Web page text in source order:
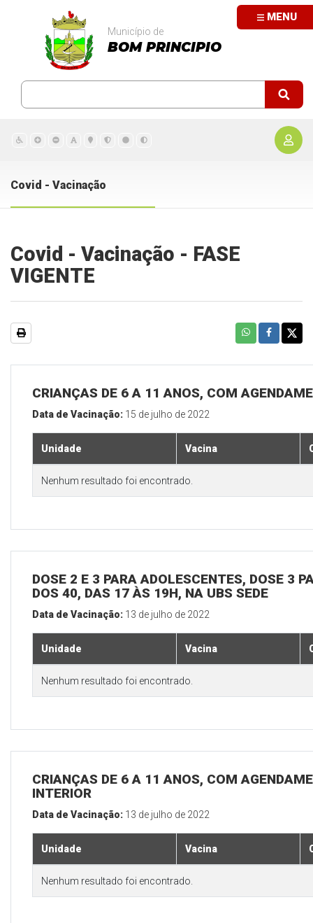
MENU
Município de
BOM PRINCIPIO
Covid - Vacinação
Covid - Vacinação - FASE
VIGENTE
CRIANÇAS DE 6 A 11 ANOS, COM
Data de Vacinação: 15 de julho de 2022
Unidade Vacina
Nenhum resultado foi encontrado.
DOSE 2 E 3 PARA ADOLESCENTES, DOSE 3
DOS 40, DAS 17 ÀS 19H, NA UBS SEDE
Data de Vacinação: 13 de julho de 2022
Unidade Vacina
Nenhum resultado foi encontrado.
CRIANÇAS DE 6 A 11 ANOS, COM
INTERIOR
Data de Vacinação: 13 de julho de 2022
Unidade Vacina
Nenhum resultado foi encontrado.